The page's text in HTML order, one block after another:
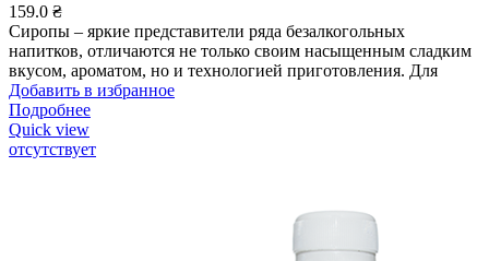
159.0 ₴
Сиропы – яркие представители ряда безалкогольных
напитков, отличаются не только своим насыщенным сладким
вкусом, ароматом, но и технологией приготовления. Для
Добавить в избранное
Подробнее
Quick view
отсутствует